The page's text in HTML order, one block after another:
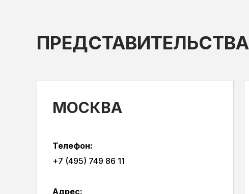
ПРЕДСТАВИТЕЛЬСТВА
МОСКВА
Телефон:
+7 (495) 749 86 11
Адрес: